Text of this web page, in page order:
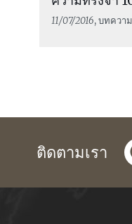
11/07/2016, บทควา
ติดตามเรา